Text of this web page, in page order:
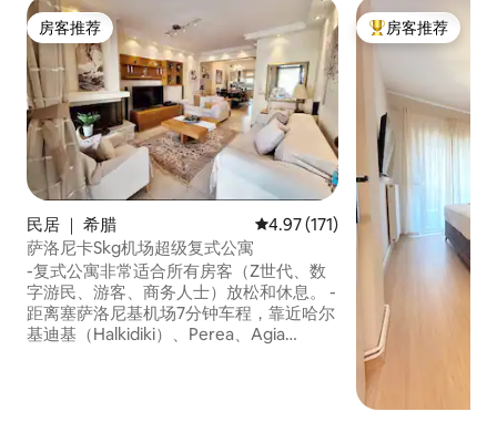
房客推荐
房客推荐
民居 ｜ 希腊 平均评分 4.97 分（满分 5 分），
4.97 (171)
萨洛尼卡Skg机场超级复式公寓
-复式公寓非常适合所有房客（Z世代、数
字游民、游客、商务人士）放松和休息。 -
距离塞萨洛尼基机场7分钟车程，靠近哈尔
基迪基（Halkidiki）、Perea、Agia
热门「房客推荐」
房客推荐